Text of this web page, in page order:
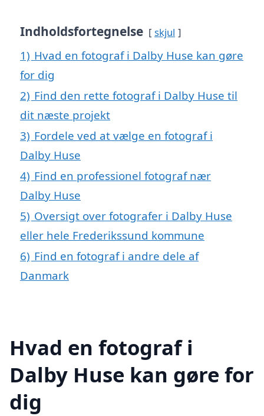
Indholdsfortegnelse skjul
1) Hvad en fotograf i Dalby Huse kan gøre
for dig
2) Find den rette fotograf i Dalby Huse til
dit næste projekt
3) Fordele ved at vælge en fotograf i
Dalby Huse
4) Find en professionel fotograf nær
Dalby Huse
5) Oversigt over fotografer i Dalby Huse
eller hele Frederikssund kommune
6) Find en fotograf i andre dele af
Danmark
Hvad en fotograf i
Dalby Huse kan gøre for
dig